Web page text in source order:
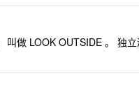
做 LOOK OUTSIDE 。 独立